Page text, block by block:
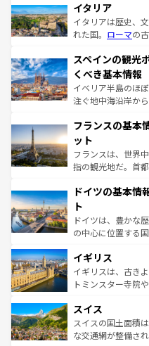
イタリア
イタリアは歴史、
れた国。 ローマの
ろん、トスカーナ
景など、自然景観
ピザやパスタなど
できる。朝目覚め
なお、新着のイタ
しい。
スペインの観光
くべき基本情報
イベリア半島のほ
注ぐ地中海沿岸か
文化が根付くこの
れる闘牛、そして
る。首都マドリー
アートに溢れた街
せる。地方によっ
ンテンツ一覧 を参
フランスの基本
ット
フランスは、世界
指の観光地だ。首
で、幅広い魅力が
聖堂、美しいビー
から魅了する。ま
れ、フランス料理
香り高いラベンダ
らに、パリ以外の
も豊かな歴史と文
を参照してほしい。
ドイツの基本情
ト
ドイツは、豊かな
の中心に位置する
顔を持つこの国は
ルリンの文化的活
してライン川沿い
は、お酒好きな人にはぜ
ドイツ情報はコン
イギリス
イギリスは、古き
トミンスター寺院
リアごとに異なる
ティー、ビール好
戦など、本場だか
スイス
スイスの国土面積
な交通網が整備さ